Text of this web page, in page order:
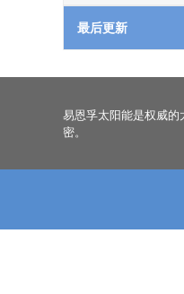
最后更新
易恩孚太阳能是权威
密。